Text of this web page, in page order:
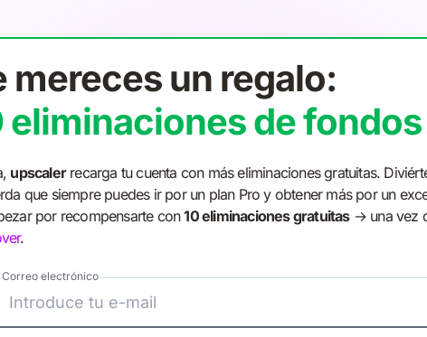
mereces un regalo:
eliminaciones de
upscalerrecarga tu cuenta con más eliminaciones gratuitas.
que siempre puedes ir por un plan Pro y obtener más por un
por recompensarte con10 eliminaciones gratuitas→ una vez
.
Correo electrónico